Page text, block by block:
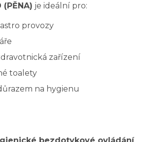
(PĚNA) je ideální pro:
provozy
zařízení
toalety
na hygienu